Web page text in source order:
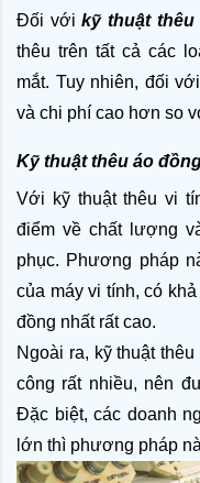
Đối với kỹ thuật
thêu trên tất cả các
mắt. Tuy nhiên, đối
và chi phí cao hơn so
Kỹ thuật thêu áo
Với kỹ thuật thêu vi
điểm về chất lượng
phục. Phương pháp
của máy vi tính, có
đồng nhất rất cao.
Ngoài ra, kỹ thuật
công rất nhiều, nên
Đặc biệt, các doanh
lớn thì phương pháp